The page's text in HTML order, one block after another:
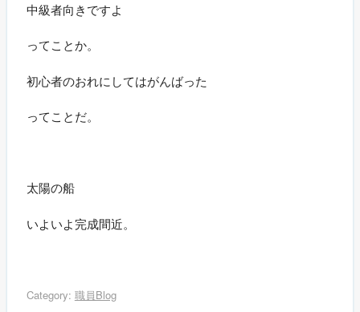
中級者向きですよ
ってことか。
初心者のおれにしてはがんばった
ってことだ。
太陽の船
いよいよ完成間近。
Category: 職員Blog